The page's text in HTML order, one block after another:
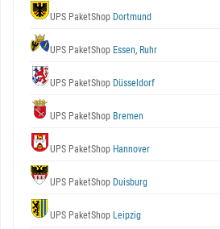
UPS PaketShop Dortmund
UPS PaketShop Essen, Ruhr
UPS PaketShop Düsseldorf
UPS PaketShop Bremen
UPS PaketShop Hannover
UPS PaketShop Duisburg
UPS PaketShop Leipzig